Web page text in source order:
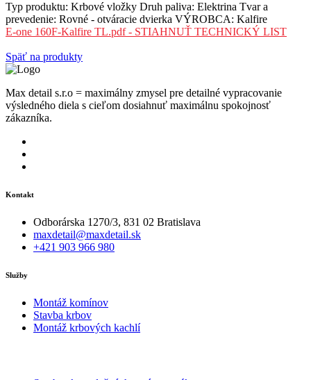
Typ produktu: Krbové vložky Druh paliva: Elektrina Tvar a
prevedenie: Rovné - otváracie dvierka VÝROBCA: Kalfire
E-one 160F-Kalfire TL.pdf - STIAHNUŤ TECHNICKÝ LIST
Späť na produkty
Max detail s.r.o = maximálny zmysel pre detailné vypracovanie
výsledného diela s cieľom dosiahnuť maximálnu spokojnosť
zákazníka.
Kontakt
Odborárska 1270/3, 831 02 Bratislava
maxdetail@maxdetail.sk
+421 903 966 980
Služby
Montáž komínov
Stavba krbov
Montáž krbových kachlí